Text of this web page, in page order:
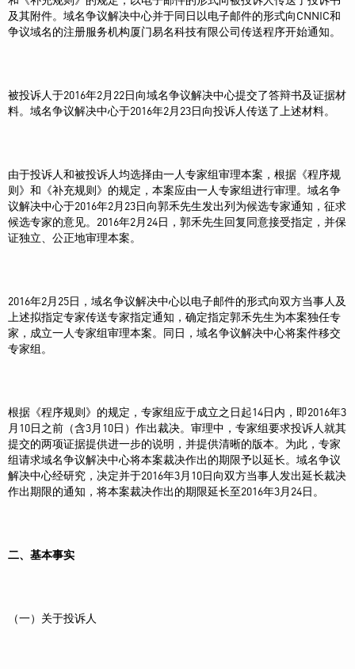
及其附件。域名争议解决中心并于同日以电子邮件的形式向CNNIC和
争议域名的注册服务机构厦门易名科技有限公司传送程序开始通知。
被投诉人于2016年2月22日向域名争议解决中心提交了答辩书及证据材
料。域名争议解决中心于2016年2月23日向投诉人传送了上述材料。
由于投诉人和被投诉人均选择由一人专家组审理本案，根据《程序规
则》和《补充规则》的规定，本案应由一人专家组进行审理。域名争
议解决中心于2016年2月23日向郭禾先生发出列为候选专家通知，征求
候选专家的意见。2016年2月24日，郭禾先生回复同意接受指定，并保
证独立、公正地审理本案。
2016年2月25日，域名争议解决中心以电子邮件的形式向双方当事人及
上述拟指定专家传送专家指定通知，确定指定郭禾先生为本案独任专
家，成立一人专家组审理本案。同日，域名争议解决中心将案件移交
专家组。
根据《程序规则》的规定，专家组应于成立之日起14日内，即2016年3
月10日之前（含3月10日）作出裁决。审理中，专家组要求投诉人就其
提交的两项证据提供进一步的说明，并提供清晰的版本。为此，专家
组请求域名争议解决中心将本案裁决作出的期限予以延长。域名争议
解决中心经研究，决定并于2016年3月10日向双方当事人发出延长裁决
作出期限的通知，将本案裁决作出的期限延长至2016年3月24日。
二、基本事实
（一）关于投诉人